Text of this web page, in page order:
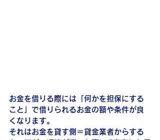
お金を借りる際には「何かを担保にする
こと」で借りられるお金の額や条件が良
くなります。
それはお金を貸す側＝貸金業者からする